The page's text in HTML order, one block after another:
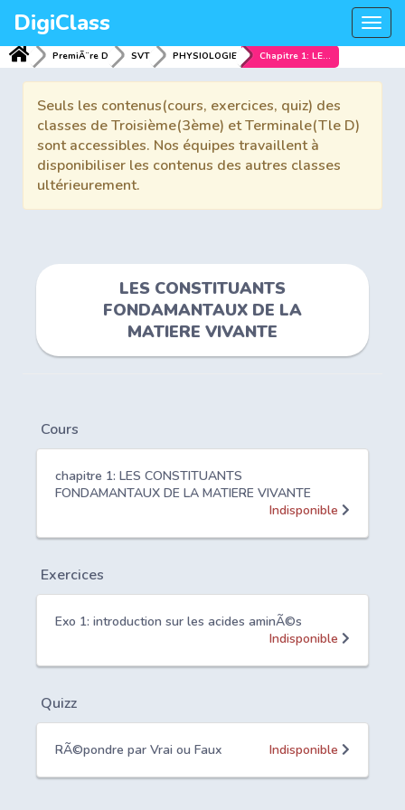
DigiClass
PremiÃ¨re D SVT PHYSIOLOGIE Chapitre 1: LES CONSTITUANTS FONDAMANTAUX DE LA MATIERE VIVANTE
Seuls les contenus(cours, exercices, quiz) des
classes de Troisième(3ème) et Terminale(Tle D)
sont accessibles. Nos équipes travaillent à
disponibiliser les contenus des autres classes
ultérieurement.
LES CONSTITUANTS
FONDAMANTAUX DE LA
MATIERE VIVANTE
Cours
chapitre 1: LES CONSTITUANTS
FONDAMANTAUX DE LA MATIERE VIVANTE
Indisponible
Exercices
Exo 1: introduction sur les acides aminÃ©s
Indisponible
Quizz
RÃ©pondre par Vrai ou Faux Indisponible